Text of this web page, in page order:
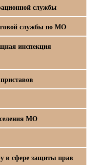
службы
службы по МО
инспекция
МО
в сфере защиты прав